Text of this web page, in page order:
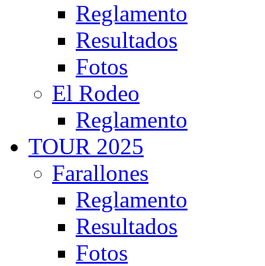
Reglamento
Resultados
Fotos
El Rodeo
Reglamento
TOUR 2025
Farallones
Reglamento
Resultados
Fotos